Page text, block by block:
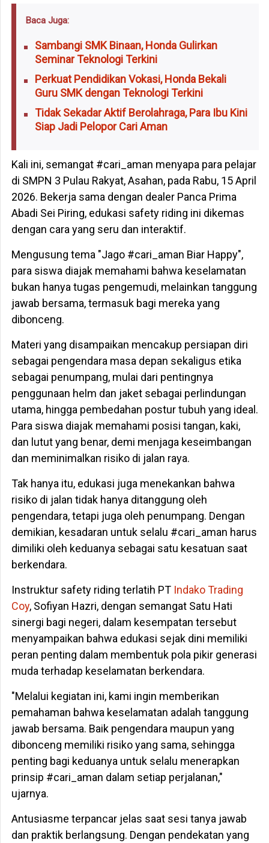
Baca Juga:
Sambangi SMK Binaan, Honda Gulirkan
Seminar Teknologi Terkini
Perkuat Pendidikan Vokasi, Honda Bekali
Guru SMK dengan Teknologi Terkini
Tidak Sekadar Aktif Berolahraga, Para Ibu Kini
Siap Jadi Pelopor Cari Aman
Kali ini, semangat #cari_aman menyapa para pelajar
di SMPN 3 Pulau Rakyat, Asahan, pada Rabu, 15 April
2026. Bekerja sama dengan dealer Panca Prima
Abadi Sei Piring, edukasi safety riding ini dikemas
dengan cara yang seru dan interaktif.
Mengusung tema "Jago #cari_aman Biar Happy",
para siswa diajak memahami bahwa keselamatan
bukan hanya tugas pengemudi, melainkan tanggung
jawab bersama, termasuk bagi mereka yang
dibonceng.
Materi yang disampaikan mencakup persiapan diri
sebagai pengendara masa depan sekaligus etika
sebagai penumpang, mulai dari pentingnya
penggunaan helm dan jaket sebagai perlindungan
utama, hingga pembedahan postur tubuh yang ideal.
Para siswa diajak memahami posisi tangan, kaki,
dan lutut yang benar, demi menjaga keseimbangan
dan meminimalkan risiko di jalan raya.
Tak hanya itu, edukasi juga menekankan bahwa
risiko di jalan tidak hanya ditanggung oleh
pengendara, tetapi juga oleh penumpang. Dengan
demikian, kesadaran untuk selalu #cari_aman harus
dimiliki oleh keduanya sebagai satu kesatuan saat
berkendara.
Instruktur safety riding terlatih PT Indako Trading
Coy, Sofiyan Hazri, dengan semangat Satu Hati
sinergi bagi negeri, dalam kesempatan tersebut
menyampaikan bahwa edukasi sejak dini memiliki
peran penting dalam membentuk pola pikir generasi
muda terhadap keselamatan berkendara.
"Melalui kegiatan ini, kami ingin memberikan
pemahaman bahwa keselamatan adalah tanggung
jawab bersama. Baik pengendara maupun yang
dibonceng memiliki risiko yang sama, sehingga
penting bagi keduanya untuk selalu menerapkan
prinsip #cari_aman dalam setiap perjalanan,"
ujarnya.
Antusiasme terpancar jelas saat sesi tanya jawab
dan praktik berlangsung. Dengan pendekatan yang